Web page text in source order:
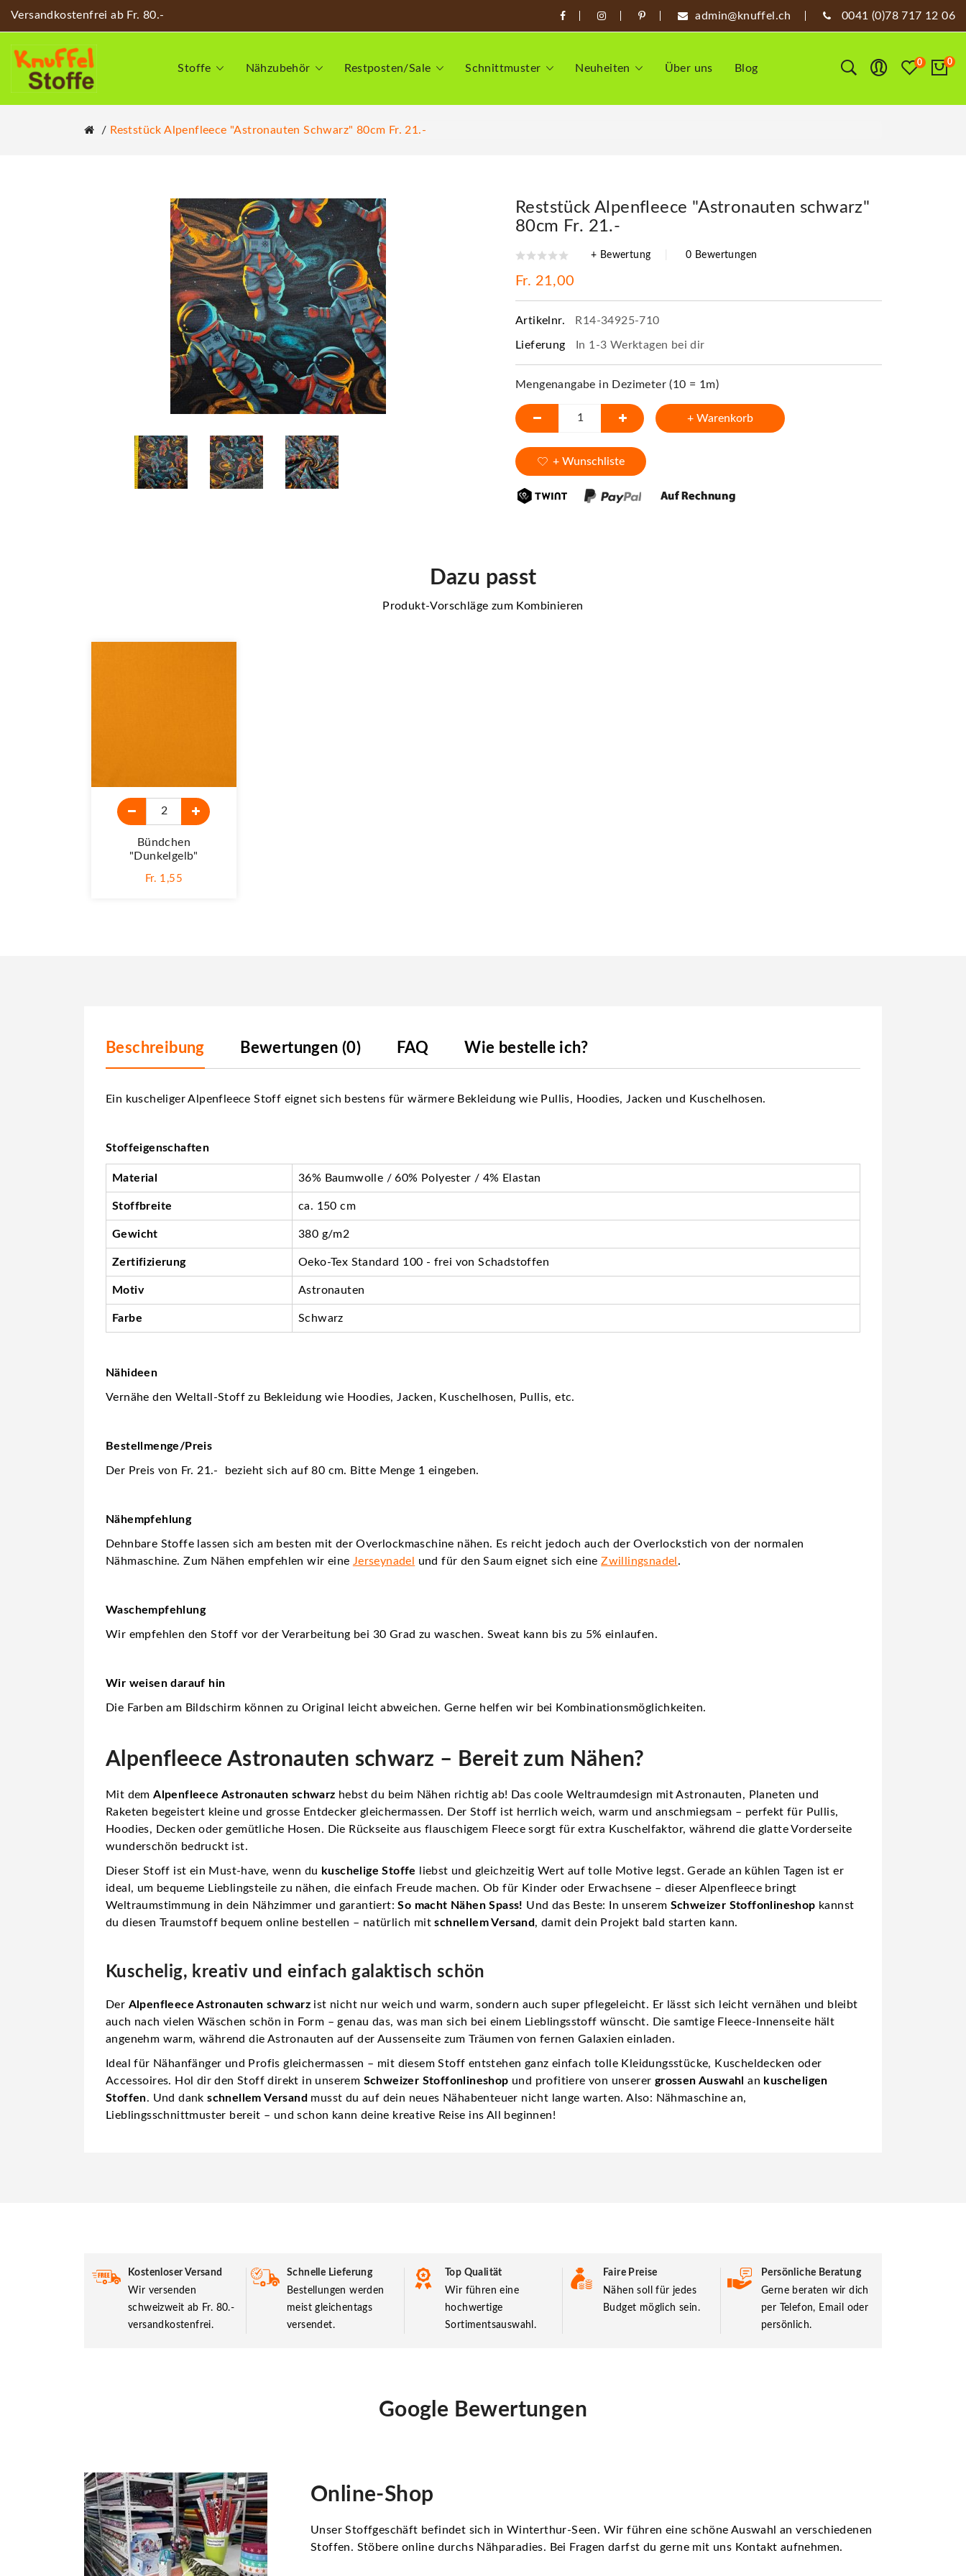
Versandkostenfrei ab Fr. 80.- admin@knuffel.ch 0041 (0)78 717 12 06
Stoffe Nähzubehör Restposten/Sale Schnittmuster Neuheiten Über uns Blog 0 0
Reststück Alpenfleece "Astronauten Schwarz" 80cm Fr. 21.-
Reststück Alpenfleece "Astronauten schwarz"
80cm Fr. 21.-
+ Bewertung 0 Bewertungen
Fr. 21,00
Artikelnr. R14-34925-710
Lieferung In 1-3 Werktagen bei dir
Mengenangabe in Dezimeter (10 = 1m)
+ Warenkorb
+ Wunschliste
Dazu passt
Produkt-Vorschläge zum Kombinieren
Bündchen
"dunkelgelb"
Fr. 1,55
Beschreibung Bewertungen (0) FAQ Wie bestelle ich?
Ein kuscheliger Alpenfleece Stoff eignet sich bestens für wärmere Bekleidung wie Pullis, Hoodies, Jacken und Kuschelhosen.
Stoffeigenschaften
Material 36% Baumwolle / 60% Polyester / 4% Elastan
Stoffbreite ca. 150 cm
Gewicht 380 g/m2
Zertifizierung Oeko-Tex Standard 100 - frei von Schadstoffen
Motiv Astronauten
Farbe Schwarz
Nähideen
Vernähe den Weltall-Stoff zu Bekleidung wie Hoodies, Jacken, Kuschelhosen, Pullis, etc.
Bestellmenge/Preis
Der Preis von Fr. 21.- bezieht sich auf 80 cm. Bitte Menge 1 eingeben.
Nähempfehlung
Dehnbare Stoffe lassen sich am besten mit der Overlockmaschine nähen. Es reicht jedoch auch der Overlockstich von der normalen
Nähmaschine. Zum Nähen empfehlen wir eine Jerseynadel und für den Saum eignet sich eineZwillingsnadel .
Waschempfehlung
Wir empfehlen den Stoff vor der Verarbeitung bei 30 Grad zu waschen. Sweat kann bis zu 5% einlaufen.
Wir weisen darauf hin
Die Farben am Bildschirm können zu Original leicht abweichen. Gerne helfen wir bei Kombinationsmöglichkeiten.
Alpenfleece Astronauten schwarz – Bereit zum Nähen?
Mit demAlpenfleece Astronauten schwarz hebst du beim Nähen richtig ab! Das coole Weltraumdesign mit Astronauten, Planeten und
Raketen begeistert kleine und grosse Entdecker gleichermassen. Der Stoff ist herrlich weich, warm und anschmiegsam – perfekt für Pullis,
Hoodies, Decken oder gemütliche Hosen. Die Rückseite aus flauschigem Fleece sorgt für extra Kuschelfaktor, während die glatte Vorderseite
wunderschön bedruckt ist.
Dieser Stoff ist ein Must-have, wenn du kuschelige Stoffe
liebst und gleichzeitig Wert auf tolle Motive legst. Gerade an kühlen Tagen ist er
ideal, um bequeme Lieblingsteile zu nähen, die einfach Freude machen. Ob für Kinder oder Erwachsene – dieser Alpenfleece bringt
Weltraumstimmung in dein Nähzimmer und garantiert:So macht Nähen Spass! Und das Beste: In unserem Schweizer Stoffonlineshop kannst
du diesen Traumstoff bequem online bestellen – natürlich mitschnellem Versand, damit dein Projekt bald starten kann.
Kuschelig, kreativ und einfach galaktisch schön
Der Alpenfleece Astronauten schwarz ist nicht nur weich und warm, sondern auch super pflegeleicht. Er lässt sich leicht vernähen und bleibt
auch nach vielen Wäschen schön in Form – genau das, was man sich bei einem Lieblingsstoff wünscht. Die samtige Fleece-Innenseite hält
angenehm warm, während die Astronauten auf der Aussenseite zum Träumen von fernen Galaxien einladen.
Ideal für Nähanfänger und Profis gleichermassen – mit diesem Stoff entstehen ganz einfach tolle Kleidungsstücke, Kuscheldecken oder
Accessoires. Hol dir den Stoff direkt in unserem Schweizer Stoffonlineshop und profitiere von unserer grossen Auswahl an kuscheligen
Stoffen. Und dankschnellem Versand musst du auf dein neues Nähabenteuer nicht lange warten. Also: Nähmaschine an,
Lieblingsschnittmuster bereit – und schon kann deine kreative Reise ins All beginnen!
Kostenloser Versand
Wir versenden
schweizweit ab Fr. 80.-
versandkostenfrei.
Schnelle Lieferung
Bestellungen werden
meist gleichentags
versendet.
Top Qualität
Wir führen eine
hochwertige
Sortimentsauswahl.
Faire Preise
Nähen soll für jedes
Budget möglich sein.
Persönliche Beratung
Gerne beraten wir dich
per Telefon, Email oder
persönlich.
Google Bewertungen
Online-Shop
Unser Stoffgeschäft befindet sich in Winterthur-Seen. Wir führen eine schöne Auswahl an verschiedenen
Stoffen. Stöbere online durchs Nähparadies. Bei Fragen darfst du gerne mit uns Kontakt aufnehmen.